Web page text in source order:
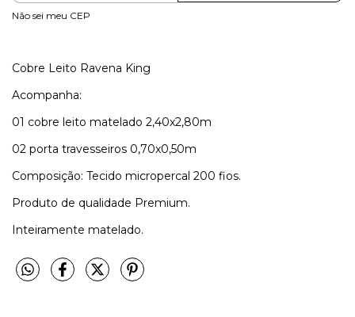
Não sei meu CEP
Cobre Leito Ravena King
Acompanha:
01 cobre leito matelado 2,40x2,80m
02 porta travesseiros 0,70x0,50m
Composição: Tecido micropercal 200 fios.
Produto de qualidade Premium.
Inteiramente matelado.